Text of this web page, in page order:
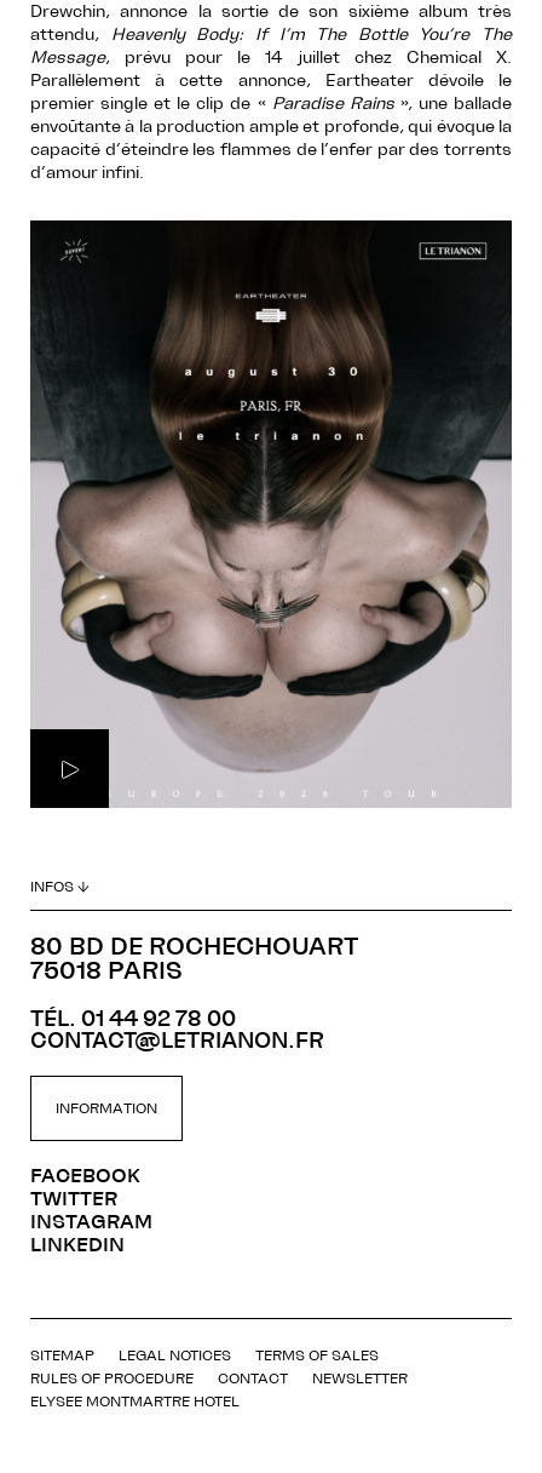
Drewchin, annonce la sortie de son sixième album très
attendu, Heavenly Body: If I’m The Bottle You’re The
Message, prévu pour le 14 juillet chez Chemical X.
Parallèlement à cette annonce, Eartheater dévoile le
premier single et le clip de « Paradise Rains», une ballade
envoûtante à la production ample et profonde, qui évoque la
capacité d’éteindre les flammes de l’enfer par des torrents
d’amour infini.
INFOS ↓
80 BD DE ROCHECHOUART
75018 PARIS
TÉL. 01 44 92 78 00
CONTACT@LETRIANON.FR
INFORMATION
FACEBOOK
TWITTER
INSTAGRAM
LINKEDIN
SITEMAP LEGAL NOTICES
TERMS OF SALES
RULES OF PROCEDURE
CONTACT
NEWSLETTER
ELYSEE MONTMARTRE HOTEL